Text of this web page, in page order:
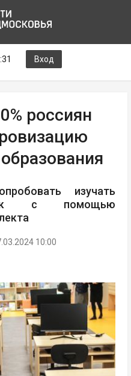
Вход
россиян
изучать
с помощью
10:00